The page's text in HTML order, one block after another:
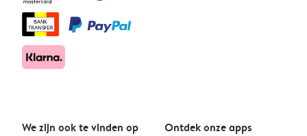
We zijn ook te vinden op Ontdek onze apps